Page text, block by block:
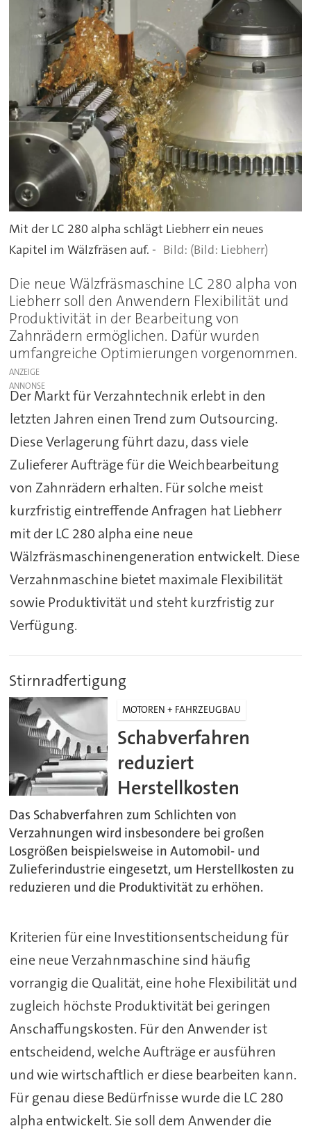
Mit der LC 280 alpha schlägt Liebherr ein neues
Kapitel im Wälzfräsen auf. -
(Bild: Liebherr)
Die neue Wälzfräsmaschine LC 280 alpha von
Liebherr soll den Anwendern Flexibilität und
Produktivität in der Bearbeitung von
Zahnrädern ermöglichen. Dafür wurden
umfangreiche Optimierungen vorgenommen.
ANZEIGE
Der Markt für Verzahntechnik erlebt in den
letzten Jahren einen Trend zum Outsourcing.
Diese Verlagerung führt dazu, dass viele
Zulieferer Aufträge für die Weichbearbeitung
von Zahnrädern erhalten. Für solche meist
kurzfristig eintreffende Anfragen hat Liebherr
mit der LC 280 alpha eine neue
Wälzfräsmaschinengeneration entwickelt. Diese
Verzahnmaschine bietet maximale Flexibilität
sowie Produktivität und steht kurzfristig zur
Verfügung.
Stirnradfertigung
MOTOREN + FAHRZEUGBAU
Schabverfahren
reduziert
Herstellkosten
Das Schabverfahren zum Schlichten von
Verzahnungen wird insbesondere bei großen
Losgrößen beispielsweise in Automobil- und
Zulieferindustrie eingesetzt, um Herstellkosten zu
reduzieren und die Produktivität zu erhöhen.
Kriterien für eine Investitionsentscheidung für
eine neue Verzahnmaschine sind häufig
vorrangig die Qualität, eine hohe Flexibilität und
zugleich höchste Produktivität bei geringen
Anschaffungskosten. Für den Anwender ist
entscheidend, welche Aufträge er ausführen
und wie wirtschaftlich er diese bearbeiten kann.
Für genau diese Bedürfnisse wurde die LC 280
alpha entwickelt. Sie soll dem Anwender die